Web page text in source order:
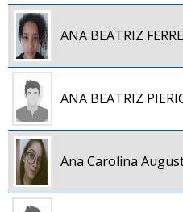
ANA BEATRIZ
ANA BEATRIZ
Ana Carolina